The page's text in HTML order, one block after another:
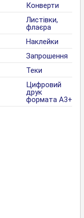
Конверти
Листівки,
флаєра
Наклейки
Запрошення
Теки
Цифровий
друк
формата А3+